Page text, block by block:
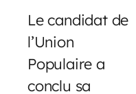
Le candidat de
l’Union
Populaire a
conclu sa